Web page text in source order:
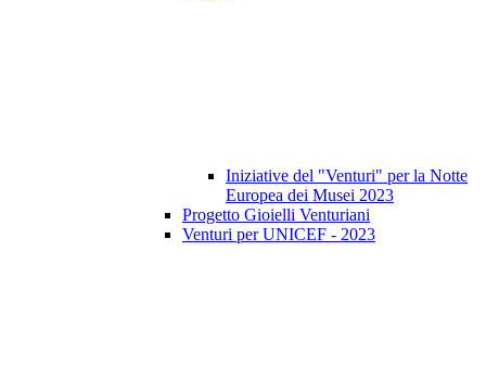
Iniziative del "Venturi" per la Notte
Europea dei Musei 2023
Progetto Gioielli Venturiani
Venturi per UNICEF - 2023